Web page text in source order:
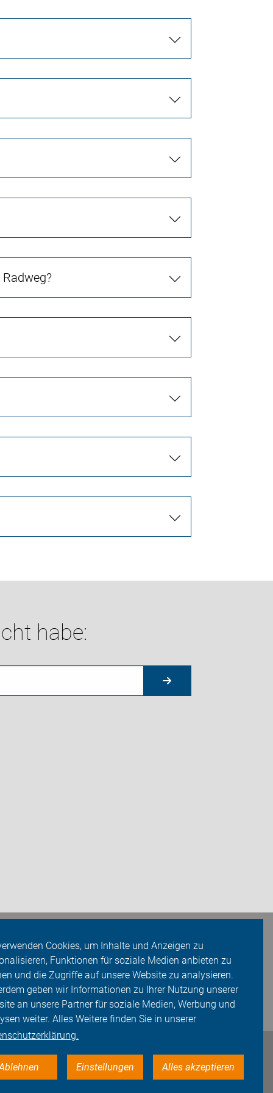
Cookies, um Inhalte und Anzeigen zu
Funktionen für soziale Medien anbieten zu
und die Zugriffe auf unsere Website zu analysieren.
geben wir Informationen zu Ihrer Nutzung unserer
an unsere Partner für soziale Medien, Werbung und
weiter. Alles Weitere finden Sie in unserer
Einstellungen Alles akzeptieren
habe: